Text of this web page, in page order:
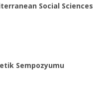
Social Sciences
Sempozyumu